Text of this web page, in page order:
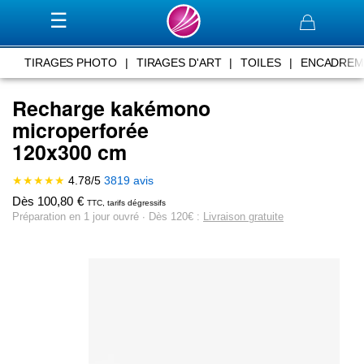
Panier
TIRAGES PHOTO | TIRAGES D'ART | TOILES |
Recharge kakémono
microperforée
120x300 cm
★★★★★ 4.78/5 3819 avis
Dès 100,80 € TTC, tarifs dégressifs
Préparation en 1 jour ouvré ∙ Dès 120€ : Livraison gratuite